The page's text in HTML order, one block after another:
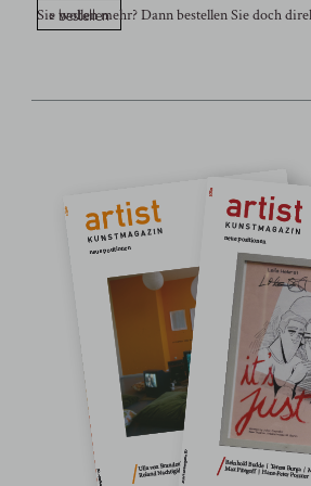
Sie wollen mehr? Dann bestellen Sie doch
> bestellen